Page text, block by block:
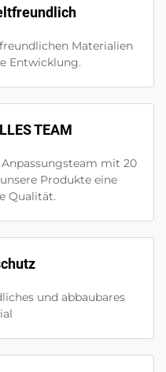
Materialien
Entwicklung.
TEAM
mit 20
Produkte eine
Qualität.
und abbaubares